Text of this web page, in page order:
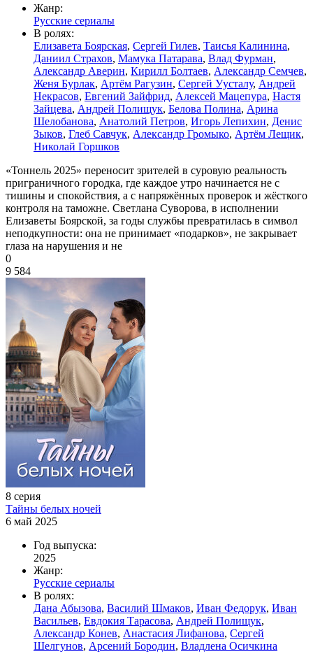
Жанр:
Русские сериалы
В ролях:
Елизавета Боярская, Сергей Гилев, Таисья Калинина,
Даниил Страхов, Мамука Патарава, Влад Фурман,
Александр Аверин, Кирилл Болтаев, Александр Семчев,
Женя Бурлак, Артём Рагузин, Сергей Уусталу, Андрей
Некрасов, Евгений Зайфрид, Алексей Мацепура, Настя
Зайцева, Андрей Полищук, Белова Полина, Арина
Шелобанова, Анатолий Петров, Игорь Лепихин, Денис
Зыков, Глеб Савчук, Александр Громыко, Артём Лещик,
Николай Горшков
«Тоннель 2025» переносит зрителей в суровую реальность
приграничного городка, где каждое утро начинается не с
тишины и спокойствия, а с напряжённых проверок и жёсткого
контроля на таможне. Светлана Суворова, в исполнении
Елизаветы Боярской, за годы службы превратилась в символ
неподкупности: она не принимает «подарков», не закрывает
глаза на нарушения и не
0
9 584
8 серия
Тайны белых ночей
6 май 2025
Год выпуска:
2025
Жанр:
Русские сериалы
В ролях:
Дана Абызова, Василий Шмаков, Иван Федорук, Иван
Васильев, Евдокия Тарасова, Андрей Полищук,
Александр Конев, Анастасия Лифанова, Сергей
Шелгунов, Арсений Бородин, Владлена Осичкина